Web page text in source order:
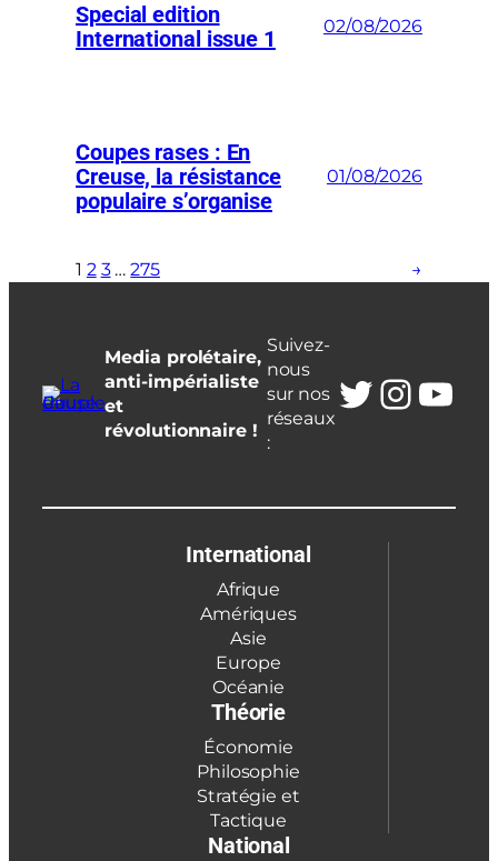
Special edition
International issue 1
02/08/2026
Coupes rases : En
Creuse, la résistance
populaire s’organise
01/08/2026
1 2 3 … 275 →
Media prolétaire,
anti-impérialiste
et
révolutionnaire !
Suivez-
nous
sur nos
réseaux
:
Twitter
International
Afrique
Amériques
Asie
Europe
Océanie
Théorie
Économie
Philosophie
Stratégie et
Tactique
National